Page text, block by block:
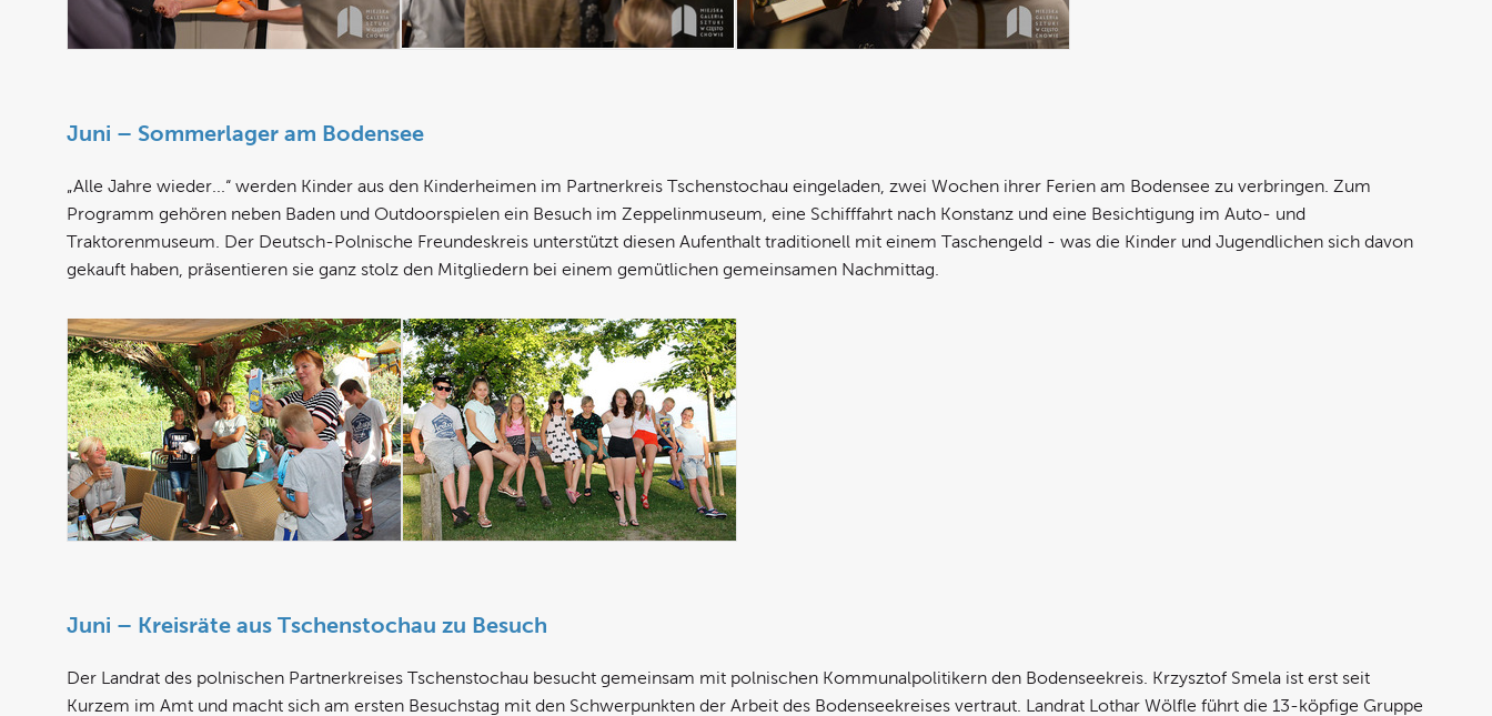
Juni – Sommerlager am Bodensee
„Alle Jahre wieder...“ werden Kinder aus den Kinderheimen im Partnerkreis Tschenstochau eingeladen, zwei Wochen ihrer Ferien am Bodensee zu verbringen. Zum
Programm gehören neben Baden und Outdoorspielen ein Besuch im Zeppelinmuseum, eine Schifffahrt nach Konstanz und eine Besichtigung im Auto- und
Traktorenmuseum. Der Deutsch-Polnische Freundeskreis unterstützt diesen Aufenthalt traditionell mit einem Taschengeld - was die Kinder und Jugendlichen sich davon
gekauft haben, präsentieren sie ganz stolz den Mitgliedern bei einem gemütlichen gemeinsamen Nachmittag.
Juni – Kreisräte aus Tschenstochau zu Besuch
Der Landrat des polnischen Partnerkreises Tschenstochau besucht gemeinsam mit polnischen Kommunalpolitikern den Bodenseekreis. Krzysztof Smela ist erst seit
Kurzem im Amt und macht sich am ersten Besuchstag mit den Schwerpunkten der Arbeit des Bodenseekreises vertraut. Landrat Lothar Wölfle führt die 13-köpfige Gruppe